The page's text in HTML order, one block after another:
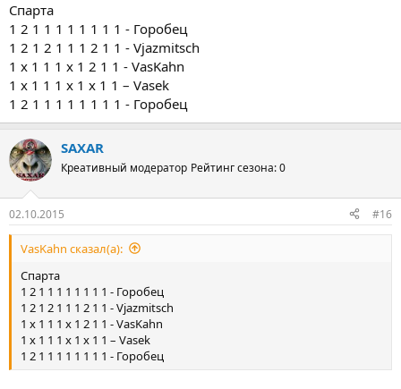
Спарта
1 2 1 1 1 1 1 1 1 1 - Горобец
1 2 1 2 1 1 1 2 1 1 - Vjazmitsch
1 х 1 1 1 х 1 2 1 1 - VasKahn
1 х 1 1 1 х 1 х 1 1 – Vasek
1 2 1 1 1 1 1 1 1 1 - Горобец
SAXAR
Креативный модератор Рейтинг сезона: 0
02.10.2015 #16
VasKahn сказал(а):
Спарта
1 2 1 1 1 1 1 1 1 1 - Горобец
1 2 1 2 1 1 1 2 1 1 - Vjazmitsch
1 х 1 1 1 х 1 2 1 1 - VasKahn
1 х 1 1 1 х 1 х 1 1 – Vasek
1 2 1 1 1 1 1 1 1 1 - Горобец